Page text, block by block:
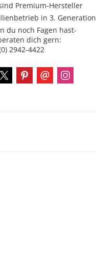
Premium-Hersteller
in 3. Generation
du noch Fagen hast-
dich gern:
2942-4422